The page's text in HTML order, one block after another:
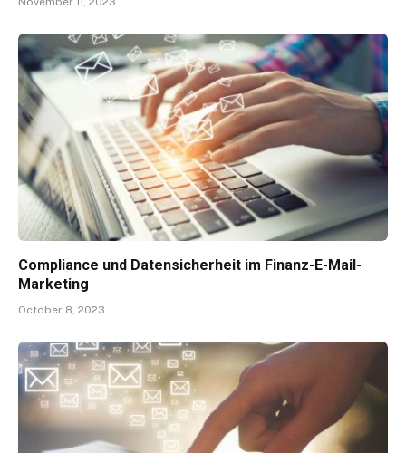
Compliance und Datensicherheit im Finanz-E-Mail-
Marketing
October 8, 2023